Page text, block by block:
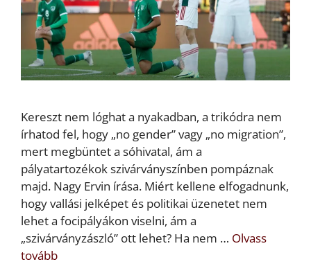
Kereszt nem lóghat a nyakadban, a trikódra nem
írhatod fel, hogy „no gender” vagy „no migration”,
mert megbüntet a sóhivatal, ám a
pályatartozékok szivárványszínben pompáznak
majd. Nagy Ervin írása. Miért kellene elfogadnunk,
hogy vallási jelképet és politikai üzenetet nem
lehet a focipályákon viselni, ám a
„szivárványzászló” ott lehet? Ha nem … Olvass
tovább